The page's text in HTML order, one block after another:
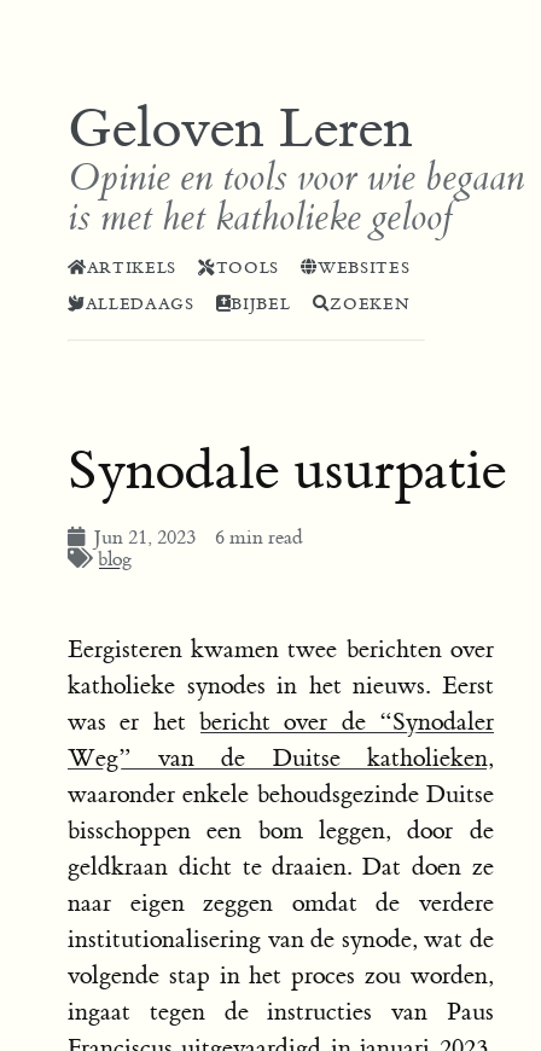
Geloven Leren
Opinie en tools voor wie begaan
is met het katholieke geloof
ARTIKELS TOOLS
WEBSITES
ALLEDAAGS
BIJBEL ZOEKEN
Synodale usurpatie
Jun 21, 2023
6 min read
blog
Eergisteren kwamen twee berichten over
katholieke synodes in het nieuws. Eerst
was er het bericht over de “Synodaler
Weg” van de Duitse katholieken,
waaronder enkele behoudsgezinde Duitse
bisschoppen een bom leggen, door de
geldkraan dicht te draaien. Dat doen ze
naar eigen zeggen omdat de verdere
institutionalisering van de synode, wat de
volgende stap in het proces zou worden,
ingaat tegen de instructies van Paus